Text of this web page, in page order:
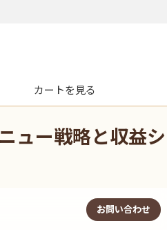
カートを見る
ュー戦略と収益シ
お問い合わせ